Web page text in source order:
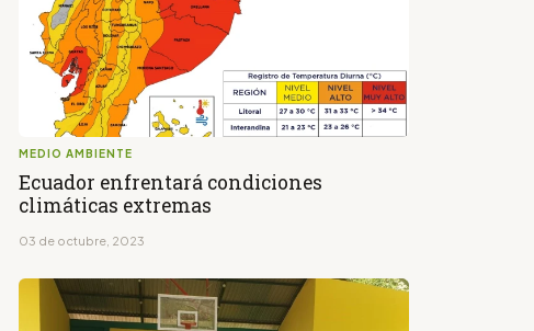
MEDIO AMBIENTE
Ecuador enfrentará condiciones
climáticas extremas
03 de octubre, 2023